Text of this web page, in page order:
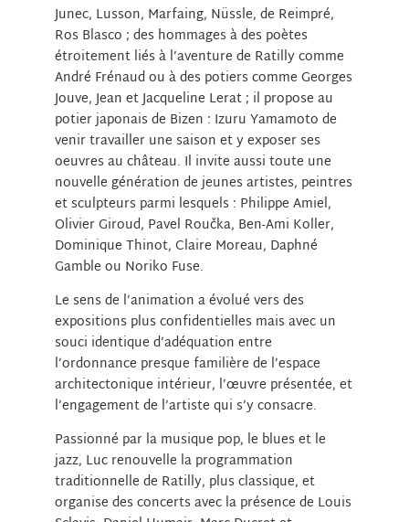
Junec, Lusson, Marfaing, Nüssle, de Reimpré,
Ros Blasco ; des hommages à des poètes
étroitement liés à l’aventure de Ratilly comme
André Frénaud ou à des potiers comme Georges
Jouve, Jean et Jacqueline Lerat ; il propose au
potier japonais de Bizen : Izuru Yamamoto de
venir travailler une saison et y exposer ses
oeuvres au château. Il invite aussi toute une
nouvelle génération de jeunes artistes, peintres
et sculpteurs parmi lesquels : Philippe Amiel,
Olivier Giroud, Pavel Roučka, Ben-Ami Koller,
Dominique Thinot, Claire Moreau, Daphné
Gamble ou Noriko Fuse.
Le sens de l’animation a évolué vers des
expositions plus confidentielles mais avec un
souci identique d’adéquation entre
l’ordonnance presque familière de l’espace
architectonique intérieur, l’œuvre présentée, et
l’engagement de l’artiste qui s’y consacre.
Passionné par la musique pop, le blues et le
jazz, Luc renouvelle la programmation
traditionnelle de Ratilly, plus classique, et
organise des concerts avec la présence de Louis